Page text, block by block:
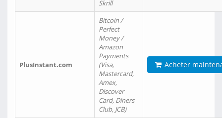
Skrill
PlusInstant.com
Bitcoin /
Perfect
Money /
Amazon
Payments
(Visa,
Mastercard,
Amex,
Discover
Card, Diners
Club, JCB)
Acheter